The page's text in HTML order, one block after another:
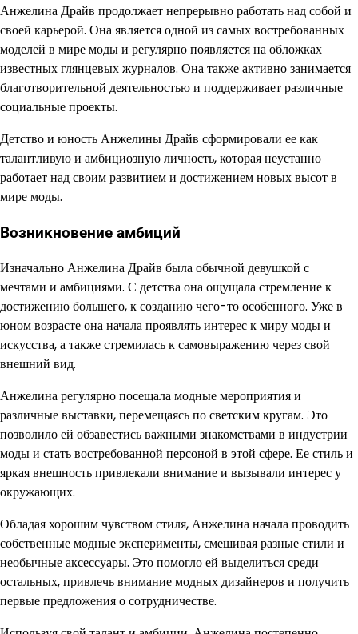
Анжелина Драйв продолжает непрерывно работать над собой и
своей карьерой. Она является одной из самых востребованных
моделей в мире моды и регулярно появляется на обложках
известных глянцевых журналов. Она также активно занимается
благотворительной деятельностью и поддерживает различные
социальные проекты.
Детство и юность Анжелины Драйв сформировали ее как
талантливую и амбициозную личность, которая неустанно
работает над своим развитием и достижением новых высот в
мире моды.
Возникновение амбиций
Изначально Анжелина Драйв была обычной девушкой с
мечтами и амбициями. С детства она ощущала стремление к
достижению большего, к созданию чего-то особенного. Уже в
юном возрасте она начала проявлять интерес к миру моды и
искусства, а также стремилась к самовыражению через свой
внешний вид.
Анжелина регулярно посещала модные мероприятия и
различные выставки, перемещаясь по светским кругам. Это
позволило ей обзавестись важными знакомствами в индустрии
моды и стать востребованной персоной в этой сфере. Ее стиль и
яркая внешность привлекали внимание и вызывали интерес у
окружающих.
Обладая хорошим чувством стиля, Анжелина начала проводить
собственные модные эксперименты, смешивая разные стили и
необычные аксессуары. Это помогло ей выделиться среди
остальных, привлечь внимание модных дизайнеров и получить
первые предложения о сотрудничестве.